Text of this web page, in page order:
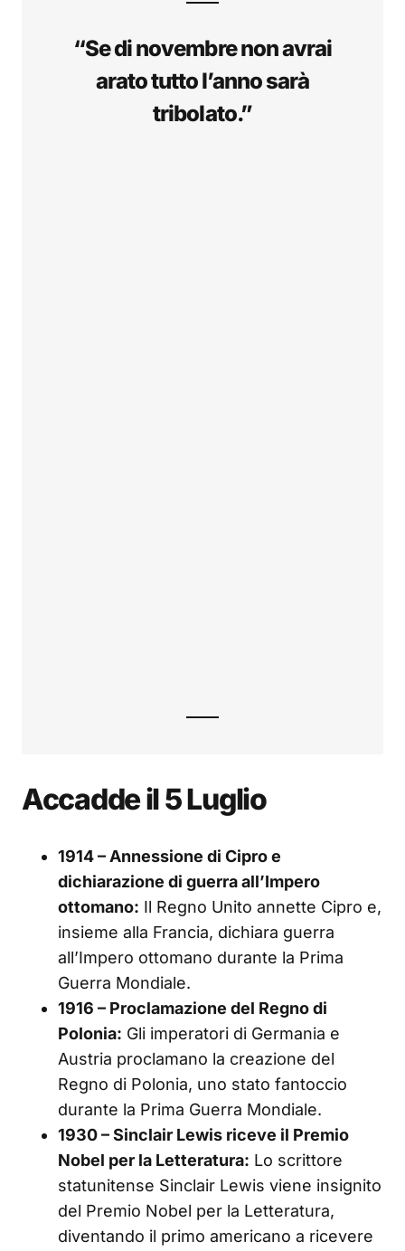
“Se di novembre non avrai
arato tutto l’anno sarà
tribolato.”
Accadde il 5 Luglio
1914 – Annessione di Cipro e
dichiarazione di guerra all’Impero
ottomano: Il Regno Unito annette Cipro e,
insieme alla Francia, dichiara guerra
all’Impero ottomano durante la Prima
Guerra Mondiale.
1916 – Proclamazione del Regno di
Polonia: Gli imperatori di Germania e
Austria proclamano la creazione del
Regno di Polonia, uno stato fantoccio
durante la Prima Guerra Mondiale.
1930 – Sinclair Lewis riceve il Premio
Nobel per la Letteratura: Lo scrittore
statunitense Sinclair Lewis viene insignito
del Premio Nobel per la Letteratura,
diventando il primo americano a ricevere